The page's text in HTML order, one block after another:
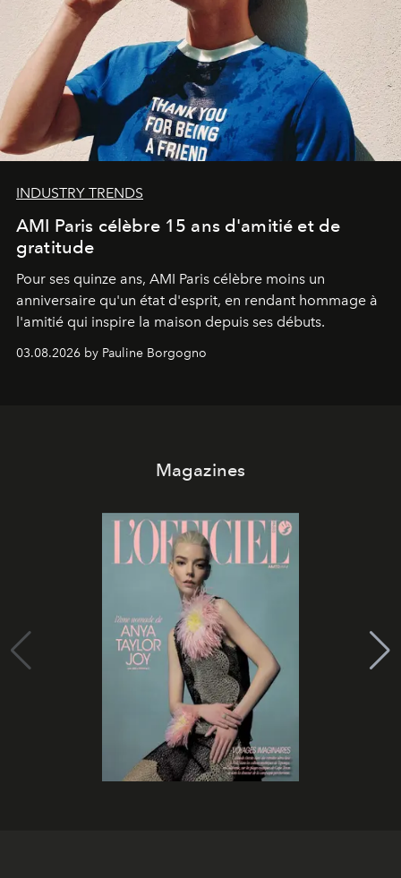
INDUSTRY TRENDS
AMI Paris célèbre 15 ans d'amitié et de
gratitude
Pour ses quinze ans, AMI Paris célèbre moins un
anniversaire qu'un état d'esprit, en rendant hommage à
l'amitié qui inspire la maison depuis ses débuts.
03.08.2026 by Pauline Borgogno
Magazines